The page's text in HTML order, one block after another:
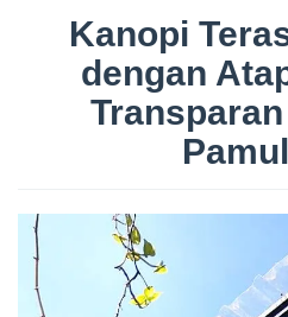
Kanopi
dengan